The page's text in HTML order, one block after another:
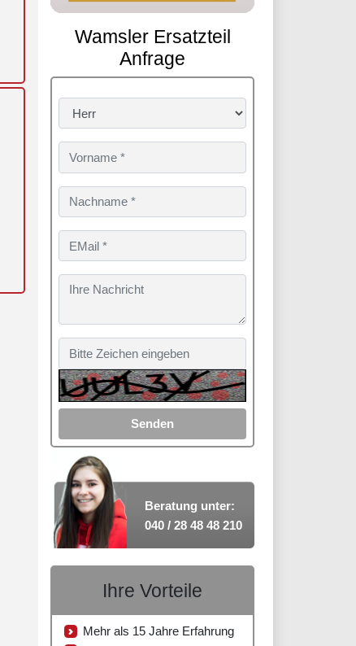
Wamsler Ersatzteil
Anfrage
Senden
Beratung unter:
040 / 28 48 48 210
Ihre Vorteile
Mehr als 15 Jahre Erfahrung